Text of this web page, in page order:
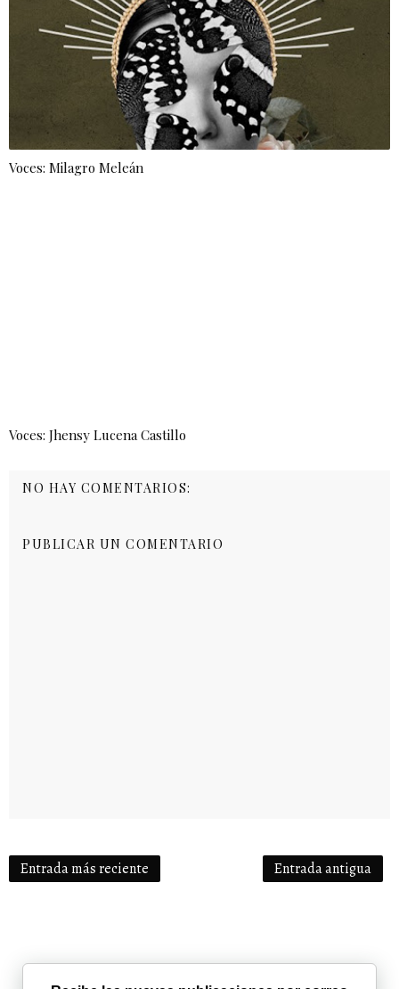
Voces: Milagro Meleán
Voces: Jhensy Lucena Castillo
NO HAY COMENTARIOS:
PUBLICAR UN COMENTARIO
Entrada más reciente Entrada antigua